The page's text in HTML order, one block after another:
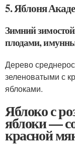
5. Яблоня
Зимний
плодами,
Дерево
зеленоватыми с
яблоками.
Яблоко с
яблоки —
красной